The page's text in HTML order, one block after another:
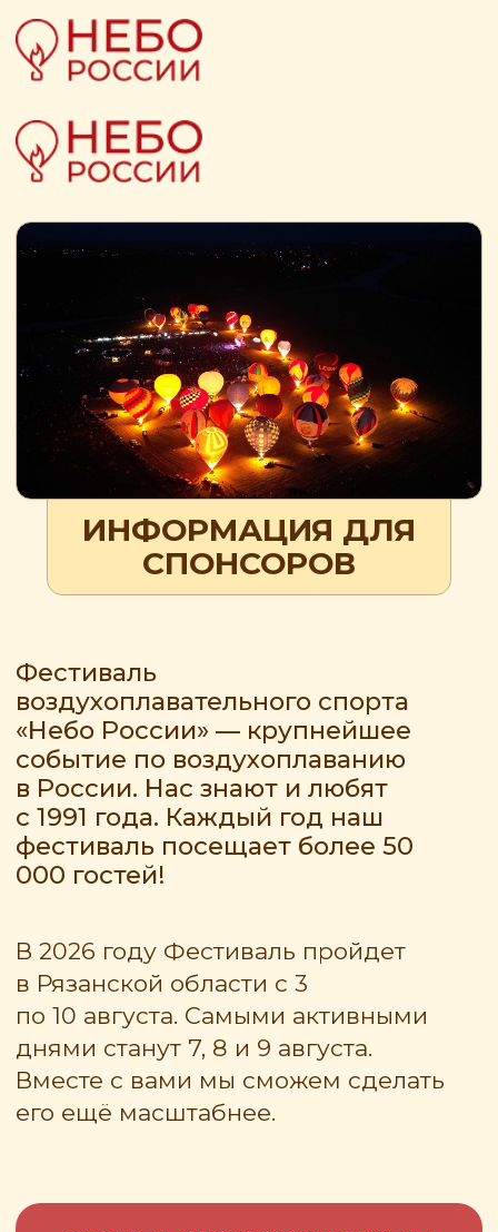
ДЛЯ СПОНСОРОВ
СПОРТ
ШАРЫ И ПОЛЁТЫ
РЕКЛАМА НА ШАРАХ
ИНФОРМАЦИЯ
ФЕСТИВАЛЬНАЯ ПЛОЩАДКА
ШАРЫ И ПОЛЁТЫ
РЕКЛАМА НА ШАРАХ
ИНФОРМАЦИЯ
Фестиваль
воздухоплавательного спорта
«Небо России» — крупнейшее
событие по воздухоплаванию
в России. Нас знают и любят
с 1991 года. Каждый год наш
В 2026 году Фестиваль пройдет
в Рязанской области с 3
по 10 августа. Самыми активными
днями станут 7, 8 и 9 августа.
Вместе с вами мы сможем сделать
его ещё масштабнее.
ИНФОРМАЦИЯ ДЛЯ
СПОНСОРОВ
СМОТРЕТЬ СПОНСОРСКИЕ ПАКЕТЫ
Наша история — это путь смелых
идей, открытий и решений, которые
из года в год выводили фестиваль
на новый уровень. Вот ключевые
вехи, которые определили наше
1990